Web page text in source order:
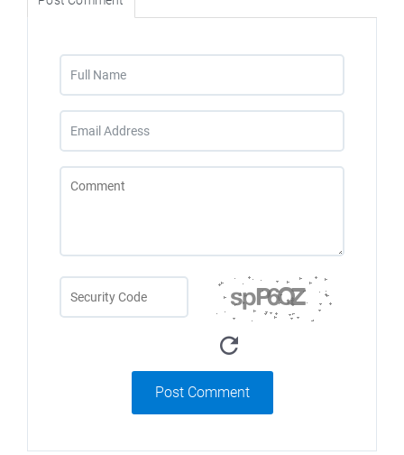
Post Comment